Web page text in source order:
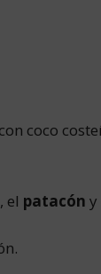
coco
, el patacón y